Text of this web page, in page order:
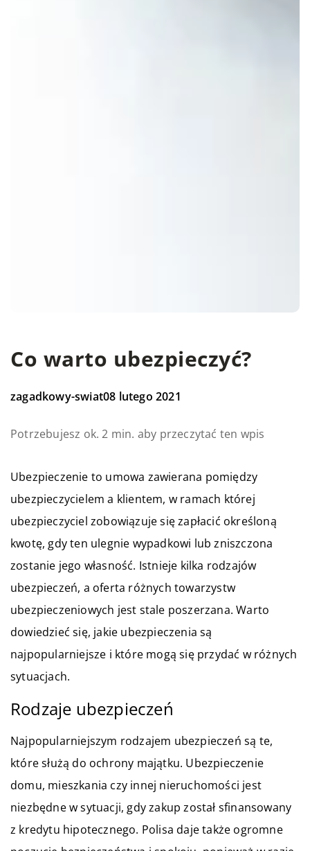
Co warto ubezpieczyć?
zagadkowy-swiat08 lutego 2021
Potrzebujesz ok. 2 min. aby przeczytać ten wpis
Ubezpieczenie to umowa zawierana pomiędzy
ubezpieczycielem a klientem, w ramach której
ubezpieczyciel zobowiązuje się zapłacić określoną
kwotę, gdy ten ulegnie wypadkowi lub zniszczona
zostanie jego własność. Istnieje kilka rodzajów
ubezpieczeń, a oferta różnych towarzystw
ubezpieczeniowych jest stale poszerzana. Warto
dowiedzieć się, jakie ubezpieczenia są
najpopularniejsze i które mogą się przydać w różnych
sytuacjach.
Rodzaje ubezpieczeń
Najpopularniejszym rodzajem ubezpieczeń są te,
które służą do ochrony majątku. Ubezpieczenie
domu, mieszkania czy innej nieruchomości jest
niezbędne w sytuacji, gdy zakup został sfinansowany
z kredytu hipotecznego. Polisa daje także ogromne